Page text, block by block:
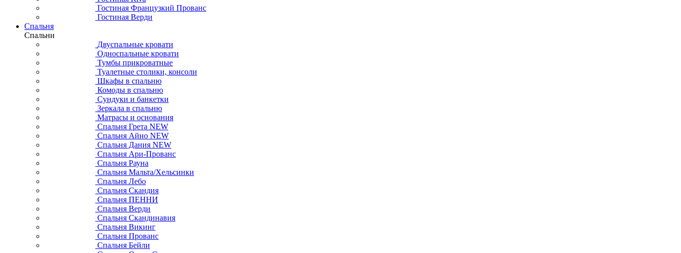
Гостиная Французкий Прованс
Гостиная Верди
Спальня
Спальни
Двуспальные кровати
Односпальные кровати
Тумбы прикроватные
Туалетные столики, консоли
Шкафы в спальню
Комоды в спальню
Сундуки и банкетки
Зеркала в спальню
Матрасы и основания
Спальня Грета NEW
Спальня Айно NEW
Спальня Дания NEW
Спальня Ари-Прованс
Спальня Рауна
Спальня Мальта/Хельсинки
Спальня Лебо
Спальня Скандия
Спальня ПЕННИ
Спальня Верди
Спальня Скандинавия
Спальня Викинг
Спальня Прованс
Спальня Бейли